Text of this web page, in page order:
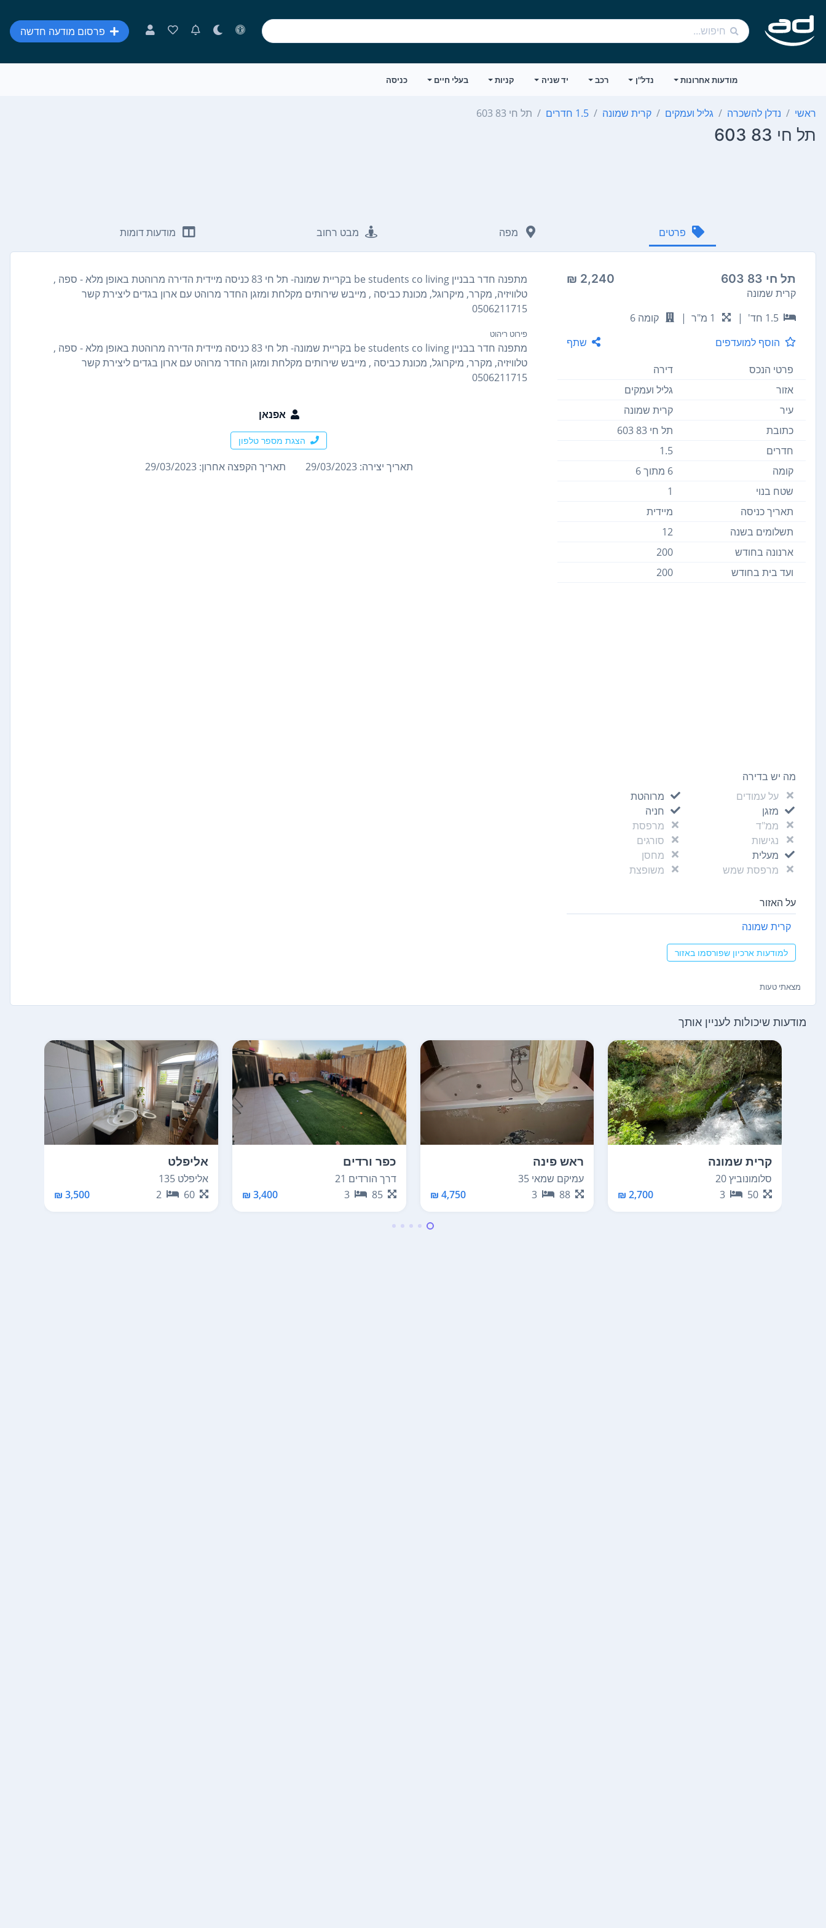
פרסום מודעה חדשה
מודעות אחרונות נדל"ן רכב יד שניה קניות בעלי חיים כניסה
ראשי נדלן להשכרה גליל ועמקים קרית שמונה 1.5 חדרים תל חי 83 603
תל חי 83 603
פרטים מפה מבט רחוב מודעות דומות
תל חי 83 603 2,240 ₪
קרית שמונה
1.5 חד'
| 1 מ"ר |
קומה 6
הוסף למועדפים
שתף
פרטי הנכס
דירה
אזור
גליל ועמקים
עיר
קרית שמונה
כתובת
תל חי 83 603
חדרים
1.5
קומה
6 מתוך 6
שטח בנוי
1
תאריך כניסה
מיידית
תשלומים בשנה
12
ארנונה בחודש
200
ועד בית בחודש
200
מה יש בדירה
על עמודים
מרוהטת
מזגן
חניה
ממ"ד
מרפסת
נגישות
סורגים
מעלית
מחסן
מרפסת שמש
משופצת
על האזור
קרית שמונה
למודעות ארכיון שפורסמו באזור
מתפנה חדר בבניין be students co living בקריית שמונה- תל חי 83 כניסה מיידית הדירה מרוהטת באופן מלא - ספה ,
טלוויזיה, מקרר, מיקרוגל, מכונת כביסה , מייבש שירותים מקלחת ומזגן החדר מרוהט עם ארון בגדים ליצירת קשר
0506211715
פירוט ריהוט
מתפנה חדר בבניין be students co living בקריית שמונה- תל חי 83 כניסה מיידית הדירה מרוהטת באופן מלא - ספה ,
טלוויזיה, מקרר, מיקרוגל, מכונת כביסה , מייבש שירותים מקלחת ומזגן החדר מרוהט עם ארון בגדים ליצירת קשר
0506211715
אפנאן
הצגת מספר טלפון
תאריך יצירה: 29/03/2023 תאריך הקפצה אחרון: 29/03/2023
מצאתי טעות
מודעות שיכולות לעניין אותך
קרית שמונה
סלומונוביץ 20
50
3
2,700 ₪
ראש פינה
עמיקם שמאי 35
88
3
4,750 ₪
כפר ורדים
דרך הורדים 21
85
3
3,400 ₪
אליפלט
אליפלט 135
60
2
3,500 ₪